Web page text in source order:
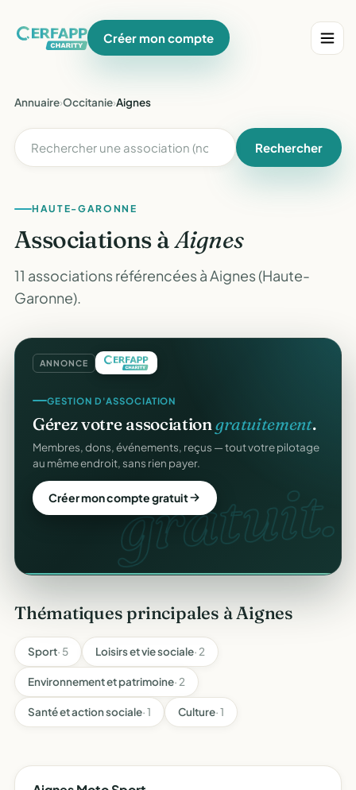
Créer mon compte
Annuaire›Occitanie›Aignes
Rechercher
HAUTE-GARONNE
Associations àAignes
11 associations référencées à Aignes (Haute-
Garonne).
ANNONCE
gratuit.
GESTION D'ASSOCIATION
Gérez votre associationgratuitement.
Membres, dons, événements, reçus — tout votre pilotage
au même endroit, sans rien payer.
Créer mon compte gratuit
COLLECTE DE DONS
Collectez des donsen ligne.
Campagnes, paiement sécurisé, reçu fiscal instantané
pour chaque donateur. 100 % gratuit.
Lancer ma collecte
Thématiques principales à Aignes
Sport· 5 Loisirs et vie sociale· 2
Environnement et patrimoine· 2
Santé et action sociale· 1 Culture· 1